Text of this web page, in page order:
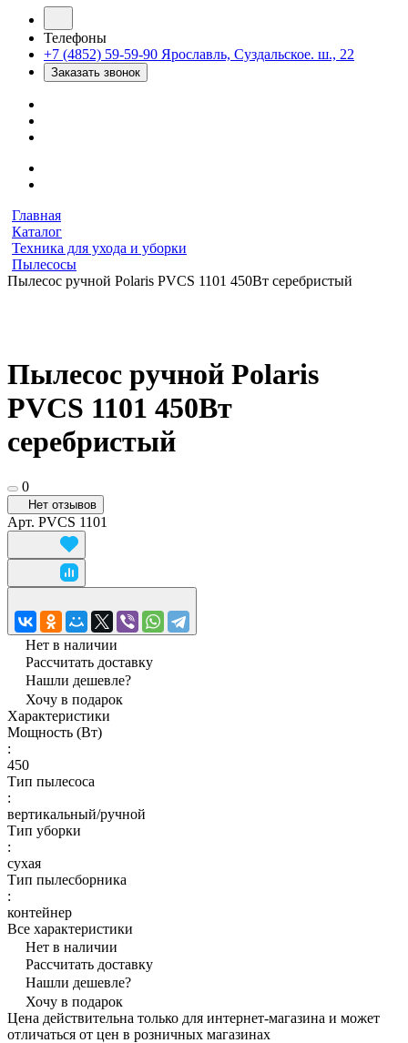
Телефоны
+7 (4852) 59-59-90 Ярославль, Суздальское. ш., 22
Заказать звонок
Главная
Каталог
Техника для ухода и уборки
Пылесосы
Пылесос ручной Polaris PVCS 1101 450Вт серебристый
Пылесос ручной Polaris
PVCS 1101 450Вт
серебристый
0
Нет отзывов
Арт. PVCS 1101
Нет в наличии
Рассчитать доставку
Нашли дешевле?
Хочу в подарок
Характеристики
Мощность (Вт)
:
450
Тип пылесоса
:
вертикальный/ручной
Тип уборки
:
сухая
Тип пылесборника
:
контейнер
Все характеристики
Нет в наличии
Рассчитать доставку
Нашли дешевле?
Хочу в подарок
Цена действительна только для интернет-магазина и может
отличаться от цен в розничных магазинах